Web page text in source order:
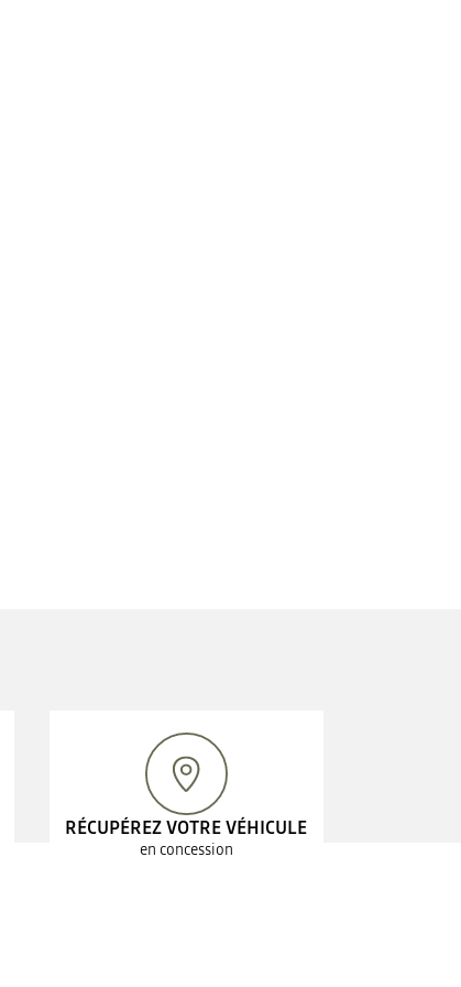
RÉCUPÉREZ VOTRE VÉHICULE
en concession